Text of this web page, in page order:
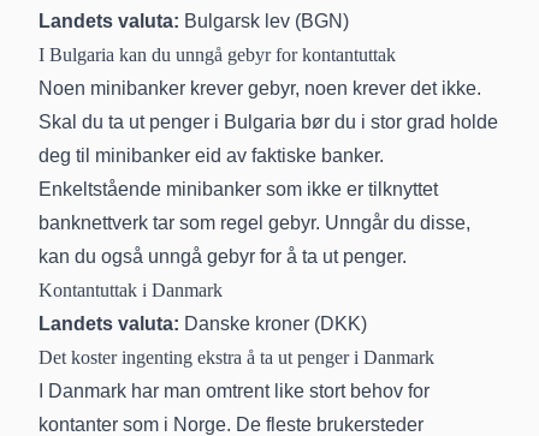
Landets valuta: Bulgarsk lev (BGN)
I Bulgaria kan du unngå gebyr for kontantuttak
Noen minibanker krever gebyr, noen krever det ikke.
Skal du ta ut penger i Bulgaria bør du i stor grad holde
deg til minibanker eid av faktiske banker.
Enkeltstående minibanker som ikke er tilknyttet
banknettverk tar som regel gebyr. Unngår du disse,
kan du også unngå gebyr for å ta ut penger.
Kontantuttak i Danmark
Landets valuta: Danske kroner (DKK)
Det koster ingenting ekstra å ta ut penger i Danmark
I Danmark har man omtrent like stort behov for
kontanter som i Norge. De fleste brukersteder